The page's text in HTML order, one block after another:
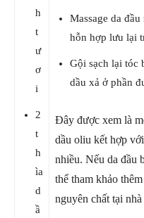
h
t
ư
ơ
i
2
t
h
ìa
d
ầ
Massage da
hỗn hợp lưu lại
Gội sạch lại tóc
dầu xả ở phần
Đây được xem là
dầu oliu kết hợp
nhiều. Nếu da đầu
thể tham khảo
nguyên chất tại nhà